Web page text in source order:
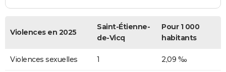
Violences en 2025
Saint-Étienne-
de-Vicq
Pour 1 000
habitants
Violences sexuelles 1 2,09 ‰